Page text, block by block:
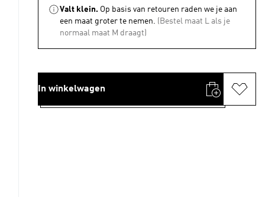
Valt klein. Op basis van retouren raden we je aan
een maat groter te nemen. (Bestel maat L als je
normaal maat M draagt)
In winkelwagen